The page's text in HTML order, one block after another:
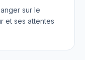
sur le
et ses attentes